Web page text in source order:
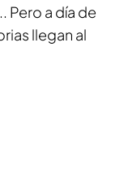
Pero a día de
llegan al